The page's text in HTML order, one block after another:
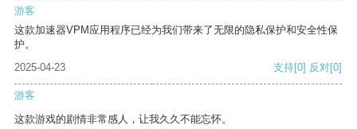
游客
这款加速器VPM应用程序已经为我们带来了无限的隐私保护和安全性保
护。
2025-04-23
支持[0] 反对[0]
游客
这款游戏的剧情非常感人，让我久久不能忘怀。